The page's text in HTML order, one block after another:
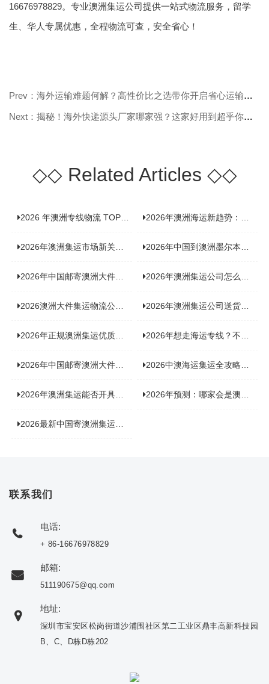
16676978829。专业澳洲集运公司提供一站式物流服务，留学
生、华人专属优惠，全程物流可查，安全省心！
Prev：海外运输难题何解？高性价比之选带你开启省心运输新体验！
Next：揭秘！海外快递源头厂家哪家强？这家好用到超乎你想象！
◇◇Related Articles ◇◇
2026 年澳洲专线物流 TOP10 测评：合规、时效、价格全维度对比 2026年澳洲海运新趋势：大件家具运输有何独特门道？
2026年澳洲集运市场新关注：到底该如何精准计算体积重？ 2026年中国到澳洲墨尔本海运专线，背后隐藏哪些物流新机遇？
2026年中国邮寄澳洲大件运输攻略，快速安全送达的秘诀大揭秘！ 2026年澳洲集运公司怎么选？个人用户与跨境商家避坑全攻略
2026澳洲大件集运物流公司全景分析：市场趋势、选型逻辑与品牌适配 2026年澳洲集运公司送货上门服务哪家好：靠谱品牌选型指南
2026年正规澳洲集运优质供应商盘点：价格透明，无套路不踩坑 2026年想走海运专线？不容错过的达尔文集运海运专线推荐！
2026年中国邮寄澳洲大件运输新趋势，究竟藏着哪些惊喜？ 2026中澳海运集运全攻略，拼箱 / 整柜怎么选？价格、时效、避坑指南
2026年澳洲集运能否开具增值税发票？你关心的答案来了！ 2026年预测：哪家会是澳洲集运里差评最多的“众矢之的”？
2026最新中国寄澳洲集运公司排名：哪家寄家具最可靠且性价比高？
联系我们
电话:
+ 86-16676978829
邮箱:
511190675@qq.com
地址:
深圳市宝安区松岗街道沙浦围社区第二工业区鼎丰高新科技园
B、C、D栋D栋202